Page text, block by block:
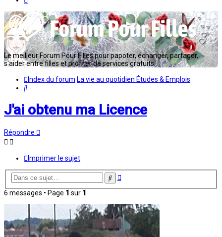
Le meilleur Forum Pour Filles pour papoter, échanger, partager,
s'aider entre filles et profiter de services gratuits...
Index du forum La vie au quotidien Études & Emplois
Rechercher
J'ai obtenu ma Licence
Répondre
Imprimer le sujet
Rechercher
Recherche
6 messages • Page 1 sur 1